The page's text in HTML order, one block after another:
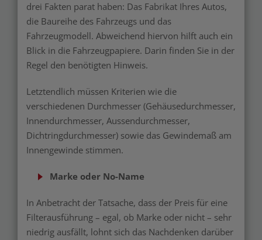
drei Fakten parat haben: Das Fabrikat Ihres Autos,
die Baureihe des Fahrzeugs und das
Fahrzeugmodell. Abweichend hiervon hilft auch ein
Blick in die Fahrzeugpapiere. Darin finden Sie in der
Regel den benötigten Hinweis.
Letztendlich müssen Kriterien wie die
verschiedenen Durchmesser (Gehäusedurchmesser,
Innendurchmesser, Aussendurchmesser,
Dichtringdurchmesser) sowie das Gewindemaß am
Innengewinde stimmen.
Marke oder No-Name
In Anbetracht der Tatsache, dass der Preis für eine
Filterausführung – egal, ob Marke oder nicht – sehr
niedrig ausfällt, lohnt sich das Nachdenken darüber